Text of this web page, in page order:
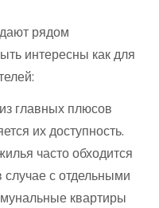
рядом
интересны как для
главных плюсов
их доступность.
часто обходится
с отдельными
квартиры